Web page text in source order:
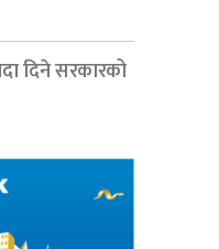
दिने सरकारको